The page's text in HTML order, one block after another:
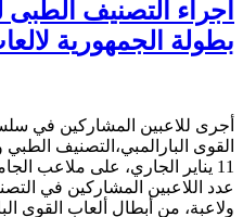
اجراء التصنيف
بطولة الجمهورية
أجرى للاعبين المشاركين في
11 يناير الجاري، على ملاعب
ولاعبة، من أبطال ألعاب القوى